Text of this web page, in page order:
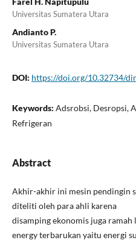
Universitas Sumatera Utara
Andianto P.
Universitas Sumatera Utara
DOI: https://doi.org/10.32734/
Keywords: Adsrobsi, Desropsi,
Refrigeran
Abstract
Akhir-akhir ini mesin pendingin
diteliti oleh para ahli karena
disamping ekonomis juga ramah
energy terbarukan yaitu energi